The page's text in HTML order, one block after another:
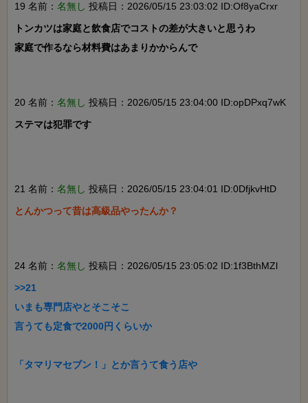
19 名前： 名無し 投稿日：2026/05/15 23:03:02 ID:Of8yaCrxr
トンカツは家庭と飲食店でコストの差が大きいと思うわ
家庭で作るなら材料費はあまりかからんで
20 名前： 名無し 投稿日：2026/05/15 23:04:00 ID:opDPxq7wK
ステマは犯罪です
21 名前： 名無し 投稿日：2026/05/15 23:04:01 ID:0DfjkvHtD
とんかつって昔は高級品やったんか？
24 名前： 名無し 投稿日：2026/05/15 23:05:02 ID:1f3BthMZl
>>21
いまも専門店やとそこそこ
言うても定食で2000円くらいか
「タマリマセブン！」とか言うて食う店や